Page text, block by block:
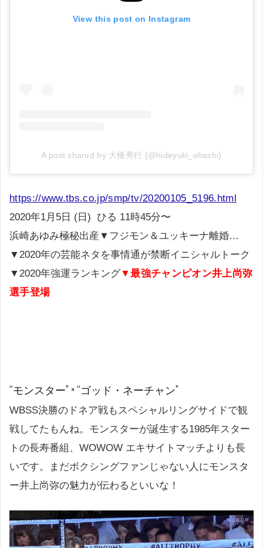
View this post on Instagram
A post shared by 大橋秀行 (@hideyuki_ohashi)
https://www.tbs.co.jp/smp/tv/20200105_5196.html
2020年1月5日 (日) ひる 11時45分〜
浜崎あゆみ極秘出産▼フジモン＆ユッキーナ離婚…
▼2020年の芸能ネタを事情通が禁断イニシャルトーク
▼2020年強運ランキング▼最強チャンピオン井上尚弥
選手登場
“モンスター” × “ゴッド・ネーチャン”
WBSS決勝のドネア戦もスペシャルリングサイドで観
戦してたもんね。モンスターが誕生する1985年スター
トの長寿番組、WOWOW エキサイトマッチよりも長
いです。まだボクシングファンじゃない人にモンスタ
ー井上尚弥の魅力が伝わるといいな！